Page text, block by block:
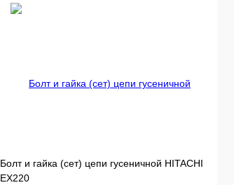
Болт и гайка (сет) цепи гусеничной HITACHI
EX220